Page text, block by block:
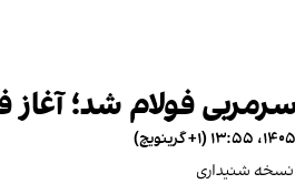
سرمربی فولام شد؛
شنیداری